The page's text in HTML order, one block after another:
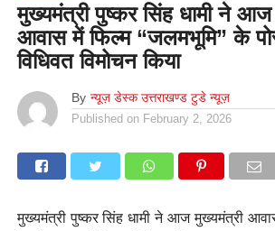
मुख्यमंत्री पुष्कर सिंह धामी ने आज
आवास में फिल्म “जलमभूमि” के
विधिवत विमोचन किया
By न्यूज़ डेस्क उत्तराखण्ड टुडे न्यूज़
Published on February 2, 2026
मुख्यमंत्री पुष्कर सिंह धामी ने आज मुख्यमंत्री